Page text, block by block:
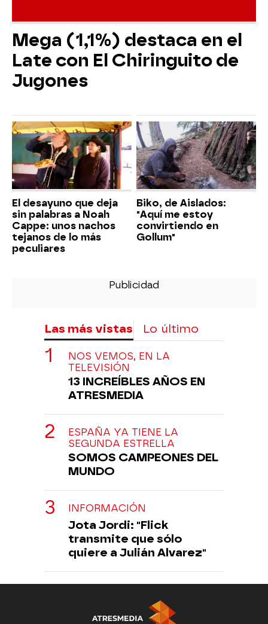
Mega (1,1%) destaca en el
Late con El Chiringuito de
Jugones
El desayuno que deja
sin palabras a Noah
Cappe: unos nachos
tejanos de lo más
peculiares
Biko, de Aislados:
"Aquí me estoy
convirtiendo en
Gollum"
Las más vistas Lo último
NOS VEMOS, EN LA
TELEVISIÓN
13 INCREÍBLES AÑOS EN
ATRESMEDIA
ESPAÑA YA TIENE LA
SEGUNDA ESTRELLA
SOMOS CAMPEONES DEL
MUNDO
INFORMACIÓN
Jota Jordi: "Flick
transmite que sólo
quiere a Julián Alvarez"